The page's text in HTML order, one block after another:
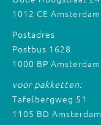
1012 CE Amsterdam
Postadres
Postbus 1628
1000 BP Amsterdam
voor pakketten:
Tafelbergweg 51
1105 BD Amsterdam